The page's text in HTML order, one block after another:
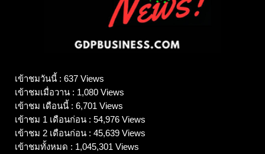
เข้าชมวันนี้ : 637 Views
เข้าชมเมื่อวาน : 1,080 Views
เข้าชม เดือนนี้ : 6,701 Views
เข้าชม 1 เดือนก่อน : 54,976 Views
เข้าชม 2 เดือนก่อน : 45,639 Views
เข้าชมทั้งหมด : 1,045,301 Views